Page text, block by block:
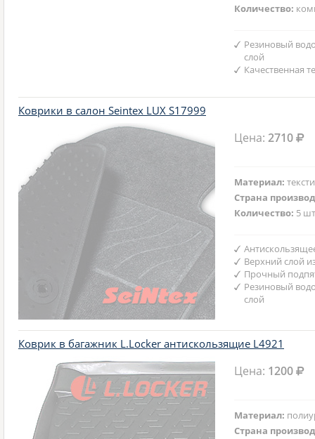
Количество:
Резиновый
слой
Качественная
Коврики в салон Seintex LUX S17999
Цена:2710
Материал:
Страна
Количество: 5
Верхний слой
Прочный
Резиновый
слой
Коврик в багажник L.Locker антискользящие L4921
Цена: 1200
Материал:
Страна